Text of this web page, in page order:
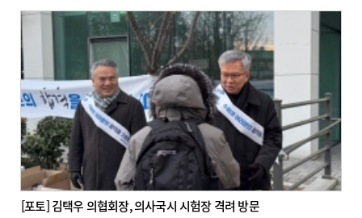
[포토] 김택우 의협회장, 의사국시 시험장 격려 방문